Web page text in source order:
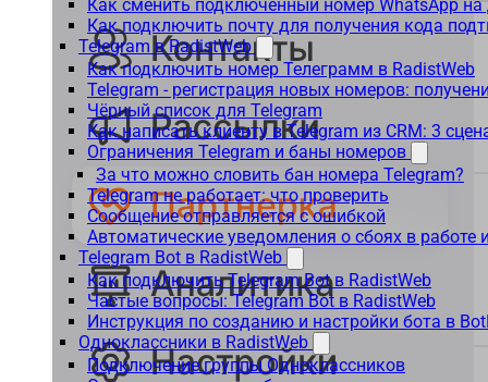
Как сменить подключенный номер WhatsApp на
Как подключить почту для получения кода
Telegram в RadistWeb
Как подключить номер Телеграмм в RadistWeb
Telegram - регистрация новых номеров:
Чёрный список для Telegram
Как написать клиенту в Telegram из CRM: 3
Ограничения Telegram и баны номеров
За что можно словить бан номера Telegram?
Telegram не работает: что проверить
Сообщение отправляется с ошибкой
Автоматические уведомления о сбоях в работе
Telegram Bot в RadistWeb
Как подключить Telegram Bot в RadistWeb
Частые вопросы: Telegram Bot в RadistWeb
Инструкция по созданию и настройки бота в
Одноклассники в RadistWeb
Подключение группы Одноклассников